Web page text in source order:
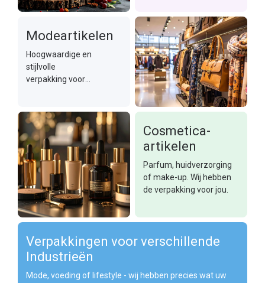
Modeartikelen
Hoogwaardige en
stijlvolle
verpakking voor
Cosmetica-
artikelen
Parfum, huidverzorging
of make-up. Wij hebben
de verpakking voor jou.
Verpakkingen voor verschillende
Industrieën
Mode, voeding of lifestyle - wij hebben precies wat uw